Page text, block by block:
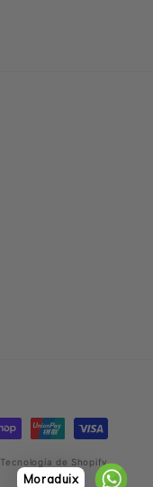
Tecnología de Shopify
Moraduix